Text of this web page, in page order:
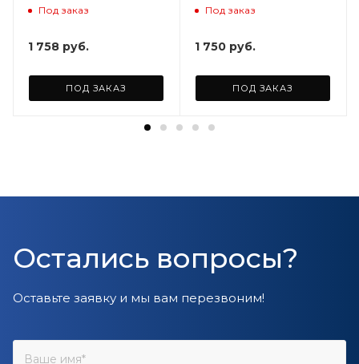
(Светло-бежевый)
Под заказ
1 758 руб.
ПОД ЗАКАЗ
ARD258086
Под заказ
1 750 руб.
ПОД ЗАКАЗ
Остались вопросы?
Оставьте заявку и мы вам перезвоним!